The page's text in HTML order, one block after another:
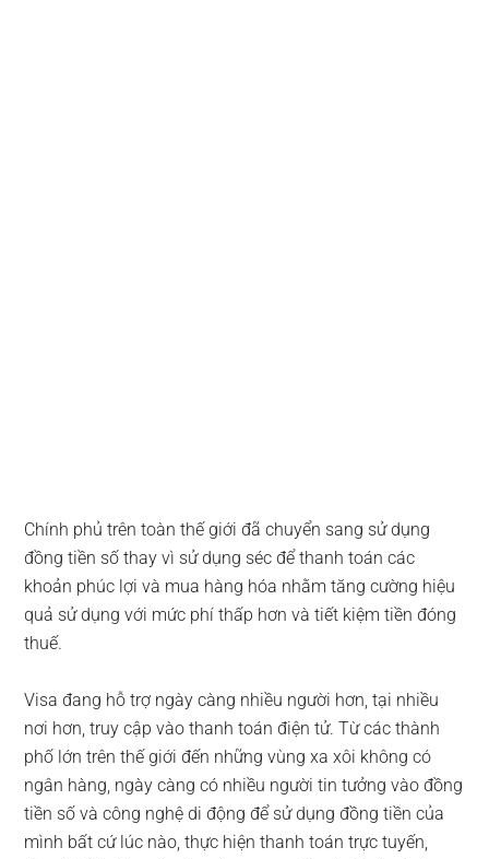
Chính phủ trên toàn thế giới đã chuyển sang sử dụng
đồng tiền số thay vì sử dụng séc để thanh toán các
khoản phúc lợi và mua hàng hóa nhằm tăng cường hiệu
quả sử dụng với mức phí thấp hơn và tiết kiệm tiền đóng
thuế.
Visa đang hỗ trợ ngày càng nhiều người hơn, tại nhiều
nơi hơn, truy cập vào thanh toán điện tử. Từ các thành
phố lớn trên thế giới đến những vùng xa xôi không có
ngân hàng, ngày càng có nhiều người tin tưởng vào đồng
tiền số và công nghệ di động để sử dụng đồng tiền của
mình bất cứ lúc nào, thực hiện thanh toán trực tuyến,